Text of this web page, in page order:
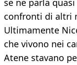
se ne parla
confronti di altri
Ultimamente
che vivono nei
Atene stavano